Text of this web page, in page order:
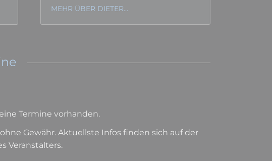
MEHR ÜBER DIETER…
Termine vorhanden.
Gewähr. Aktuellste Infos finden sich auf der
Veranstalters.